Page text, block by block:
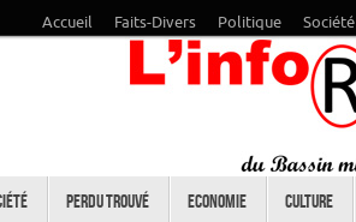
Accueil Faits-Divers Politique Société
Perdu trouvé Economie Culture